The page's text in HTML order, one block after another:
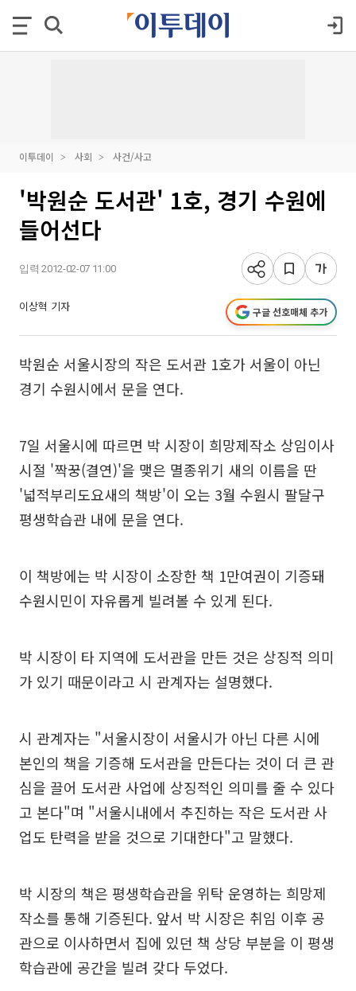
이투데이 사회 사건/사고
'박원순 도서관' 1호, 경기 수원에
들어선다
입력 2012-02-07 11:00
이상혁 기자 구글 선호매체 추가
박원순 서울시장의 작은 도서관 1호가 서울이 아닌
경기 수원시에서 문을 연다.
7일 서울시에 따르면 박 시장이 희망제작소 상임이사
시절 '짝꿍(결연)'을 맺은 멸종위기 새의 이름을 딴
'넓적부리도요새의 책방'이 오는 3월 수원시 팔달구
평생학습관 내에 문을 연다.
이 책방에는 박 시장이 소장한 책 1만여권이 기증돼
수원시민이 자유롭게 빌려볼 수 있게 된다.
박 시장이 타 지역에 도서관을 만든 것은 상징적 의미
가 있기 때문이라고 시 관계자는 설명했다.
시 관계자는 "서울시장이 서울시가 아닌 다른 시에
본인의 책을 기증해 도서관을 만든다는 것이 더 큰 관
심을 끌어 도서관 사업에 상징적인 의미를 줄 수 있다
고 본다"며 "서울시내에서 추진하는 작은 도서관 사
업도 탄력을 받을 것으로 기대한다"고 말했다.
박 시장의 책은 평생학습관을 위탁 운영하는 희망제
작소를 통해 기증된다. 앞서 박 시장은 취임 이후 공
관으로 이사하면서 집에 있던 책 상당 부분을 이 평생
학습관에 공간을 빌려 갖다 두었다.